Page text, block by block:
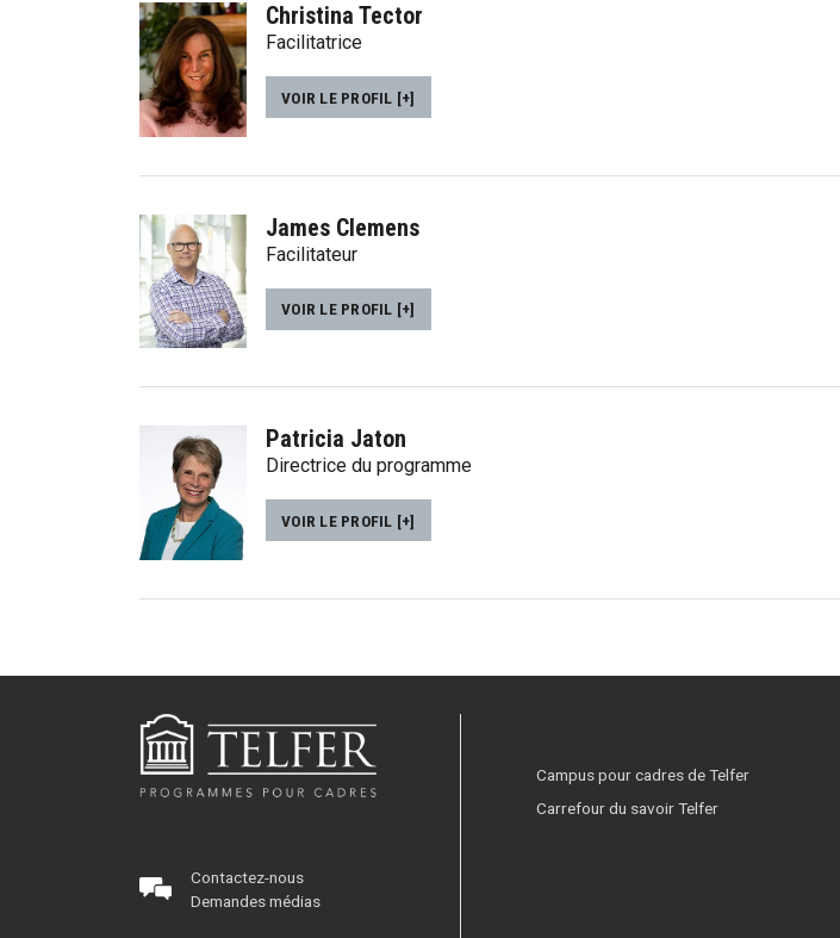
Christina Tector
Facilitatrice
VOIR LE PROFIL [+]
James Clemens
Facilitateur
VOIR LE PROFIL [+]
Patricia Jaton
Directrice du programme
VOIR LE PROFIL [+]
Contactez-nous
Demandes médias
Campus pour cadres de Telfer
Carrefour du savoir Telfer